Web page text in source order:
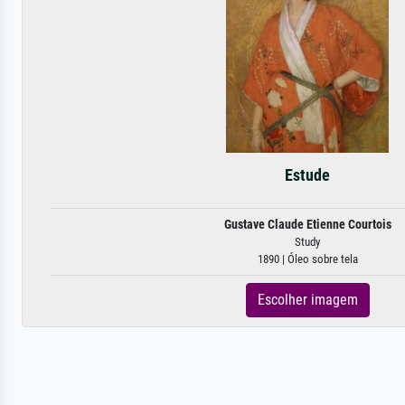
Estude
Gustave Claude Etienne Courtois
Study
1890 | Óleo sobre tela
Escolher imagem